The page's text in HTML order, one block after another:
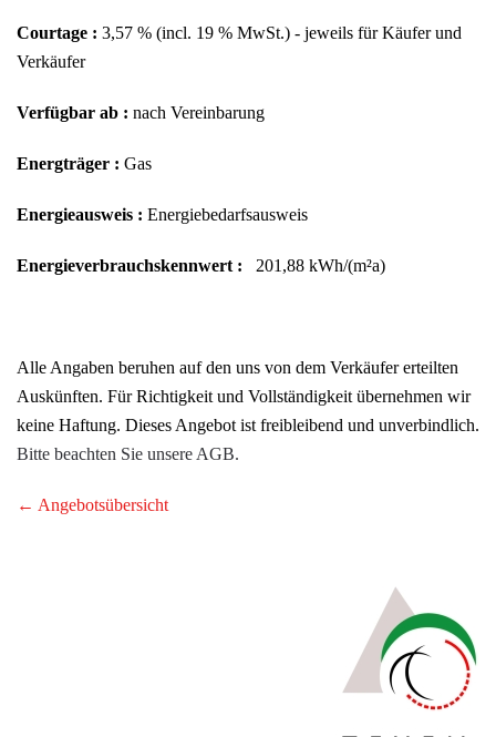
Courtage : 3,57 % (incl. 19 % MwSt.) - jeweils für Käufer und
Verkäufer
Verfügbar ab : nach Vereinbarung
Energträger : Gas
Energieausweis : Energiebedarfsausweis
Energieverbrauchskennwert : 201,88 kWh/(m²a)
Alle Angaben beruhen auf den uns von dem Verkäufer erteilten
Auskünften. Für Richtigkeit und Vollständigkeit übernehmen wir
keine Haftung. Dieses Angebot ist freibleibend und unverbindlich.
Bitte beachten Sie unsere AGB.
← Angebotsübersicht